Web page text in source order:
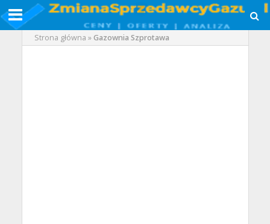
Strona główna »Gazownia Szprotawa